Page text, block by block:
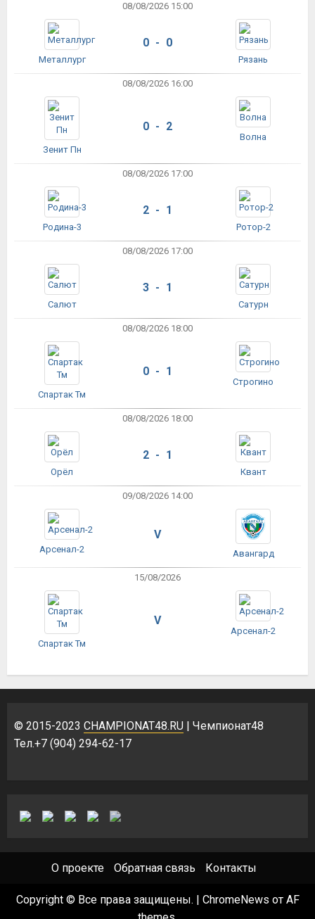
08/08/2026 15:00
Металлург
0 - 0
Рязань
08/08/2026 16:00
Зенит Пн
0 - 2
Волна
08/08/2026 17:00
Родина-3
2 - 1
Ротор-2
08/08/2026 17:00
Салют
3 - 1
Сатурн
08/08/2026 18:00
Спартак Тм
0 - 1
Строгино
08/08/2026 18:00
Орёл
2 - 1
Квант
09/08/2026 14:00
Арсенал-2
V
Авангард
15/08/2026
Спартак Тм
V
Арсенал-2
© 2015-2023 CHAMPIONAT48.RU | Чемпионат48
Тел.+7 (904) 294-62-17
О проекте Обратная связь Контакты
Copyright © Все права защищены. ChromeNews от AF